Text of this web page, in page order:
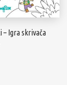
– Igra skrivača